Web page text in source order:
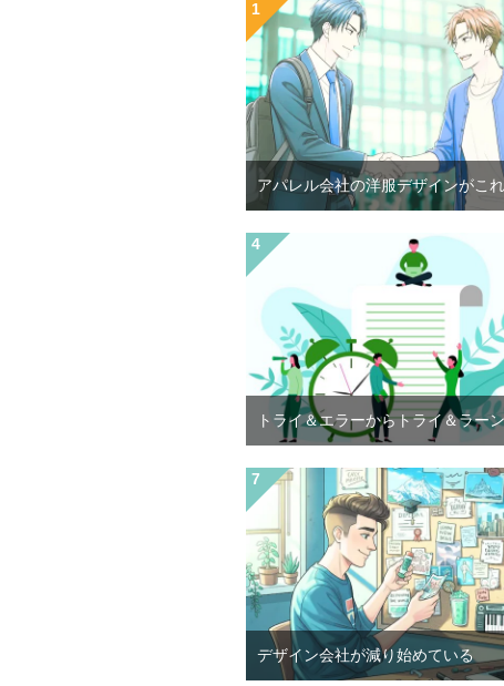
アパレル会社の洋服デザインがこ
トライ＆エラーからトライ＆ラー
デザイン会社が減り始めている